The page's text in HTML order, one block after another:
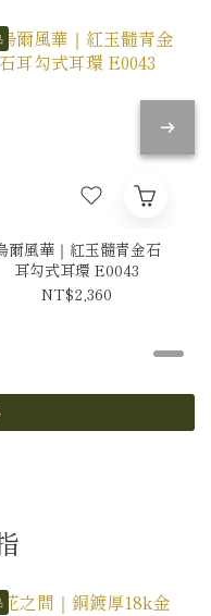
爾風華｜紅玉髓青金石
耳勾式耳環 E0043
NT$2,360